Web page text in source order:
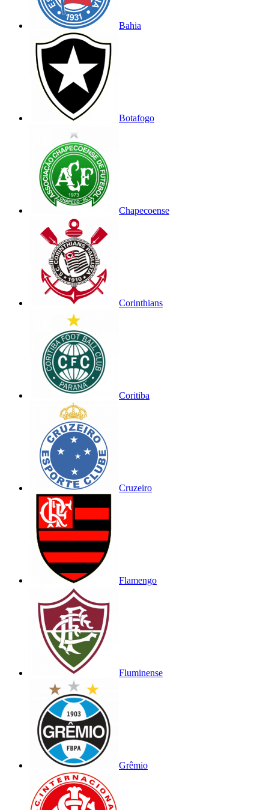
Bahia
Botafogo
Chapecoense
Corinthians
Coritiba
Cruzeiro
Flamengo
Fluminense
Grêmio